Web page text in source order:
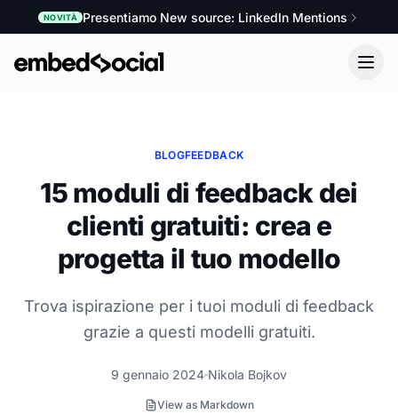
NOVITÀ Presentiamo New source: LinkedIn Mentions
BLOGFEEDBACK
15 moduli di feedback dei
clienti gratuiti: crea e
progetta il tuo modello
Trova ispirazione per i tuoi moduli di feedback
grazie a questi modelli gratuiti.
9 gennaio 2024 Nikola Bojkov
View as Markdown